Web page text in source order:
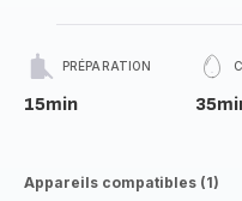
PRÉPARATION
15min
Appareils compatibles (1)